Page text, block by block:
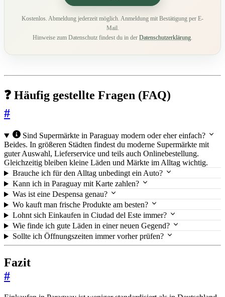
Kostenlos. Abmeldung jederzeit möglich. Anmeldung mit Bestätigung per E-
Mail.
Hinweise zum Datenschutz findest du in der Datenschutzerklärung.
❓ Häufig gestellte Fragen (FAQ)
#
Sind Supermärkte in Paraguay modern oder eher einfach?
Beides. In größeren Städten findest du moderne Supermärkte mit
guter Auswahl, Lieferservice und teils auch Onlinebestellung.
Gleichzeitig bleiben kleine Läden und Märkte im Alltag wichtig.
Brauche ich für den Alltag unbedingt ein Auto?
Kann ich in Paraguay mit Karte zahlen?
Was ist eine Despensa genau?
Wo kauft man frische Produkte am besten?
Lohnt sich Einkaufen in Ciudad del Este immer?
Wie finde ich gute Läden in einer neuen Gegend?
Sollte ich Öffnungszeiten immer vorher prüfen?
Fazit
#